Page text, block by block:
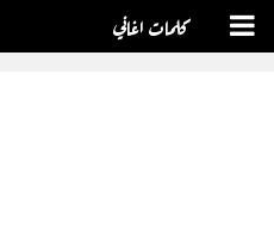
كلمات اغاني